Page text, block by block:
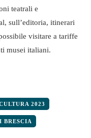
teatrali e
sull’editoria, itinerari
visitare a tariffe
musei italiani.
2023
BRESCIA